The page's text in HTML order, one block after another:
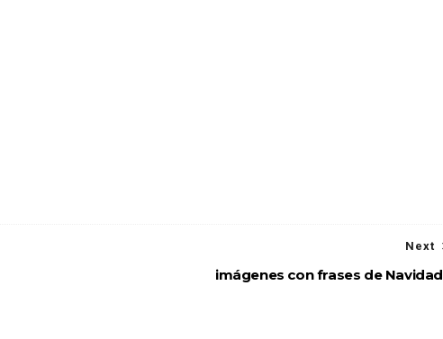
Next
imágenes con frases de Navidad